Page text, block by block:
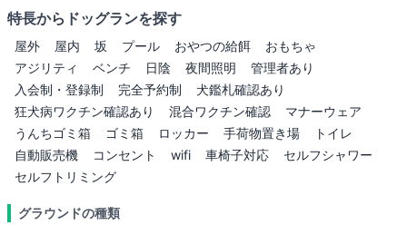
特長からドッグランを探す
屋外 屋内 坂 プール おやつの給餌
おもちゃ
アジリティ
ベンチ 日陰 夜間照明
管理者あり
入会制・登録制
完全予約制
犬鑑札確認あり
狂犬病ワクチン確認あり
混合ワクチン確認
マナーウェア
うんちゴミ箱
ゴミ箱 ロッカー 手荷物置き場
トイレ
自動販売機
コンセント wifi 車椅子対応
セルフシャワー
セルフトリミング
グラウンドの種類